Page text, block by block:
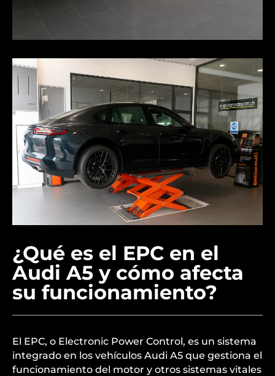
¿Qué es el EPC en el
Audi A5 y cómo afecta
su funcionamiento?
El EPC, o Electronic Power Control, es un sistema
integrado en los vehículos Audi A5 que gestiona el
funcionamiento del motor y otros sistemas vitales